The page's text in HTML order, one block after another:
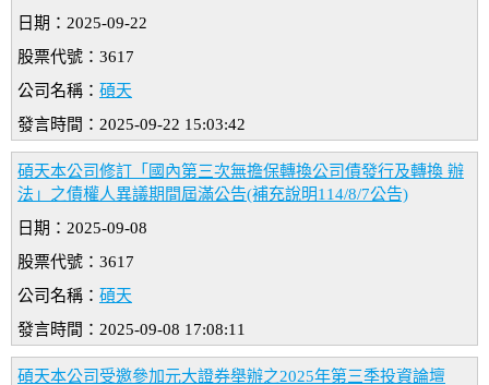
日期：2025-09-22
股票代號：3617
公司名稱： 碩天
發言時間：2025-09-22 15:03:42
碩天本公司修訂「國內第三次無擔保轉換公司債發行及轉換 辦
法」之債權人異議期間屆滿公告(補充說明114/8/7公告)
日期：2025-09-08
股票代號：3617
公司名稱： 碩天
發言時間：2025-09-08 17:08:11
碩天本公司受邀參加元大證券舉辦之2025年第三季投資論壇